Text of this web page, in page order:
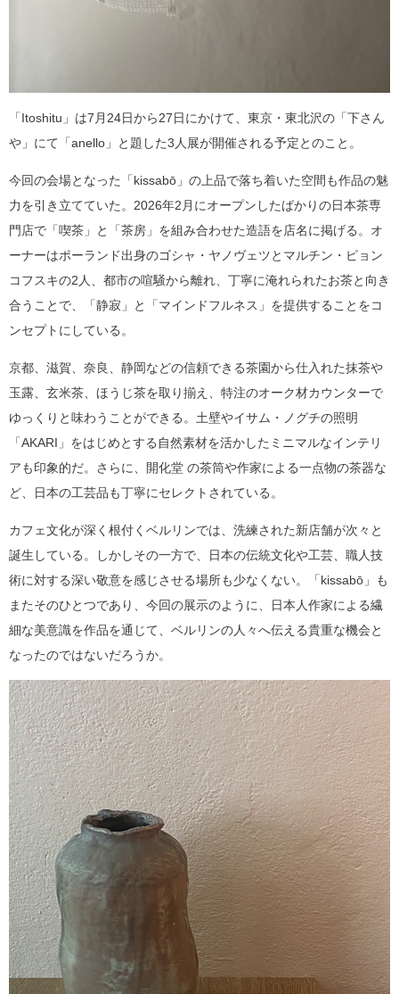
「Itoshitu」は7月24日から27日にかけて、東京・東北沢の「下さん
や」にて「anello」と題した3人展が開催される予定とのこと。
今回の会場となった「kissabō」の上品で落ち着いた空間も作品の魅
力を引き立てていた。2026年2月にオープンしたばかりの日本茶専
門店で「喫茶」と「茶房」を組み合わせた造語を店名に掲げる。オ
ーナーはポーランド出身のゴシャ・ヤノヴェツとマルチン・ピョン
コフスキの2人、都市の喧騒から離れ、丁寧に淹れられたお茶と向き
合うことで、「静寂」と「マインドフルネス」を提供することをコ
ンセプトにしている。
京都、滋賀、奈良、静岡などの信頼できる茶園から仕入れた抹茶や
玉露、玄米茶、ほうじ茶を取り揃え、特注のオーク材カウンターで
ゆっくりと味わうことができる。土壁やイサム・ノグチの照明
「AKARI」をはじめとする自然素材を活かしたミニマルなインテリ
アも印象的だ。さらに、開化堂 の茶筒や作家による一点物の茶器な
ど、日本の工芸品も丁寧にセレクトされている。
カフェ文化が深く根付くベルリンでは、洗練された新店舗が次々と
誕生している。しかしその一方で、日本の伝統文化や工芸、職人技
術に対する深い敬意を感じさせる場所も少なくない。「kissabō」も
またそのひとつであり、今回の展示のように、日本人作家による繊
細な美意識を作品を通じて、ベルリンの人々へ伝える貴重な機会と
なったのではないだろうか。